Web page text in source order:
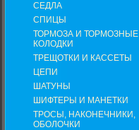
СЕДЛА
СПИЦЫ
ТОРМОЗА И ТОРМОЗНЫЕ
КОЛОДКИ
ТРЕЩОТКИ И КАССЕТЫ
ЦЕПИ
ШАТУНЫ
ШИФТЕРЫ И МАНЕТКИ
ТРОСЫ, НАКОНЕЧНИКИ,
ОБОЛОЧКИ